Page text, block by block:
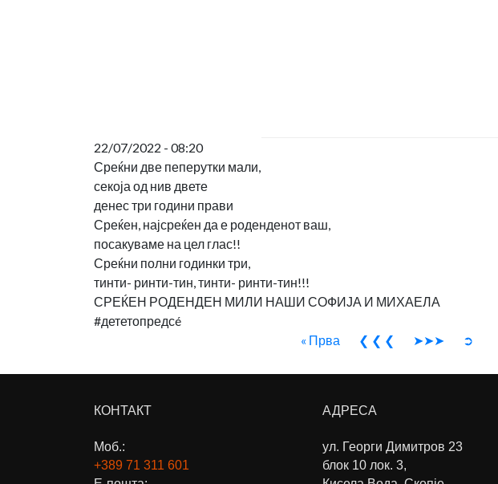
22/07/2022 - 08:20
Среќни две пеперутки мали,
секоја од нив двете
денес три години прави
Среќен, најсреќен да е роденденот ваш,
посакуваме на цел глас!!
Среќни полни годинки три,
тинти- ринти-тин, тинти- ринти-тин!!!
СРЕЌЕН РОДЕНДЕН МИЛИ НАШИ СОФИЈА И МИХАЕЛА
#дететопредсé
« Прва
❮ ❮ ❮ ➤➤➤ ➲
КОНТАКТ
Моб.:
+389 71 311 601
АДРЕСА
ул. Георги Димитров 23
блок 10 лок. 3,